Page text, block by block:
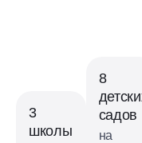
3
школы
8
садов
на